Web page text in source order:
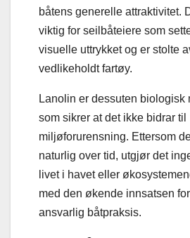
båtens generelle attraktivitet.
viktig for seilbåteiere som
visuelle uttrykket og er stolte
vedlikeholdt fartøy.
Lanolin er dessuten biologisk
som sikrer at det ikke bidrar til
miljøforurensning. Ettersom
naturlig over tid, utgjør det
livet i havet eller
med den økende innsatsen
ansvarlig båtpraksis.